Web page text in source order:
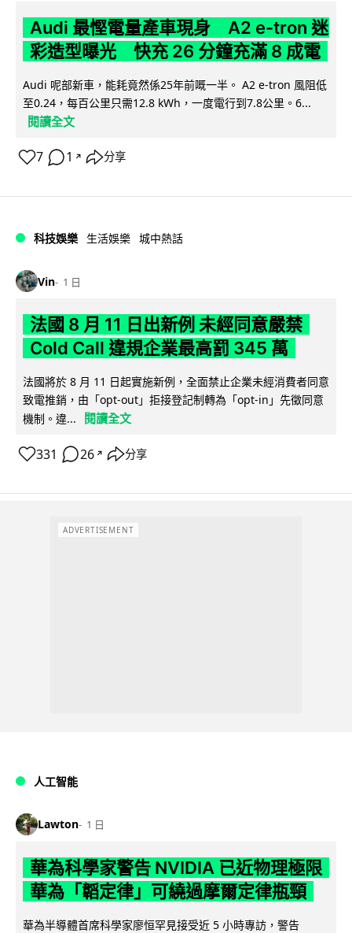
Audi 最慳電量產車現身 A2 e-tron 迷
彩造型曝光 快充 26 分鐘充滿 8 成電
Audi 呢部新車，能耗竟然係25年前嘅一半。 A2 e-tron 風阻低
至0.24，每百公里只需12.8 kWh，一度電行到7.8公里。6...
閱讀全文
7 1 ↗ 分享
科技娛樂 生活娛樂 城中熱話
Vin 1 日
法國 8 月 11 日出新例 未經同意嚴禁
Cold Call 違規企業最高罰 345 萬
法國將於 8 月 11 日起實施新例，全面禁止企業未經消費者同意
致電推銷，由「opt-out」拒接登記制轉為「opt-in」先徵同意
機制。違...
閱讀全文
331 26 ↗ 分享
ADVERTISEMENT
人工智能
Lawton 1 日
華為科學家警告 NVIDIA 已近物理極限
華為「韜定律」可繞過摩爾定律瓶頸
華為半導體首席科學家廖恒罕見接受近 5 小時專訪，警告